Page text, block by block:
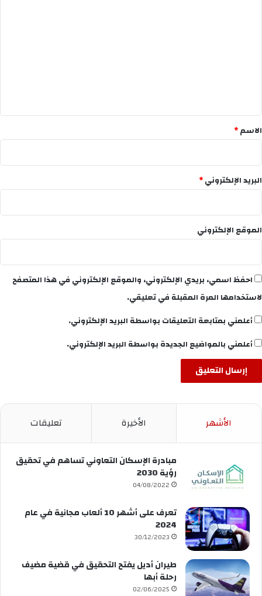
*
الاسم*
البريد الإلكتروني*
الموقع الإلكتروني
احفظ اسمي، بريدي الإلكتروني، والموقع الإلكتروني في هذا المتصفح
لاستخدامها المرة المقبلة في تعليقي.
أعلمني بمتابعة التعليقات بواسطة البريد الإلكتروني.
أعلمني بالمواضيع الجديدة بواسطة البريد الإلكتروني.
الأشهر الأخيرة تعليقات
مبادرة الإسكان التعاوني تساهم في تحقيق
رؤية 2030
04/08/2022
تعرف على أشهر 10 ألعاب مجانية في عام
2024
30/12/2023
طيران أديل يفتح التحقيق في قضية مضيف
رحلة أبها
02/06/2025